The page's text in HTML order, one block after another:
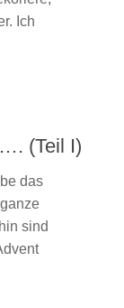
Ich
(Teil I)
das
sind